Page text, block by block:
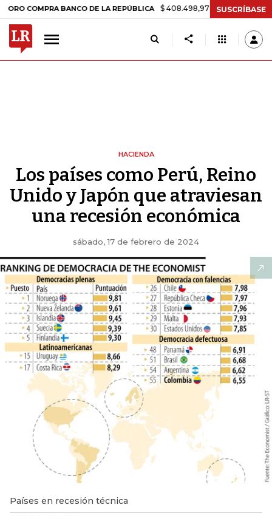
BANCO DE LA REPÚBLICA $ 408.498,97 +$ 8.753,81 +2,19%
SUSCRÍBASE
HACIENDA
Los países como Perú, Reino
Unido y Japón que atraviesan
una recesión económica
sábado, 17 de febrero de 2024
Países en recesión técnica